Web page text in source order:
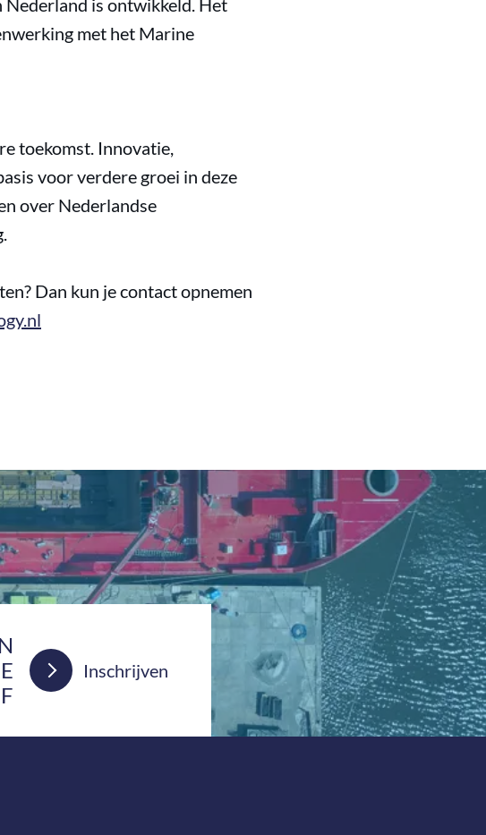
Nederland is ontwikkeld. Het
met het Marine
toekomst. Innovatie,
voor verdere groei in deze
over Nederlandse
Dan kun je contact opnemen
Inschrijven